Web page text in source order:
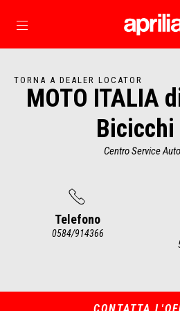
Vai al
TORNA A DEALER LOCATOR
MOTO ITALIA
Bicicchi
Centro Service
Telefono
0584/914366